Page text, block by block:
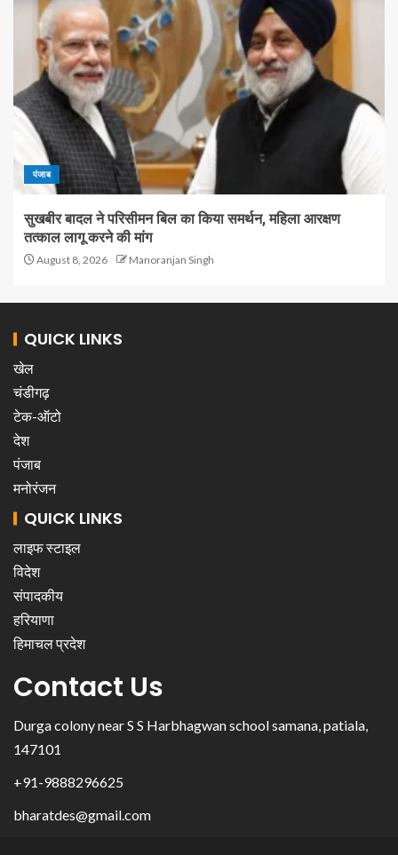
पंजाब
सुखबीर बादल ने परिसीमन बिल का किया समर्थन, महिला आरक्षण
तत्काल लागू करने की मांग
August 8, 2026 Manoranjan Singh
QUICK LINKS
खेल
चंडीगढ़
टेक-ऑटो
देश
पंजाब
मनोरंजन
QUICK LINKS
लाइफ स्टाइल
विदेश
संपादकीय
हरियाणा
हिमाचल प्रदेश
Contact Us
Durga colony near S S Harbhagwan school samana, patiala,
147101
+91-9888296625
bharatdes@gmail.com